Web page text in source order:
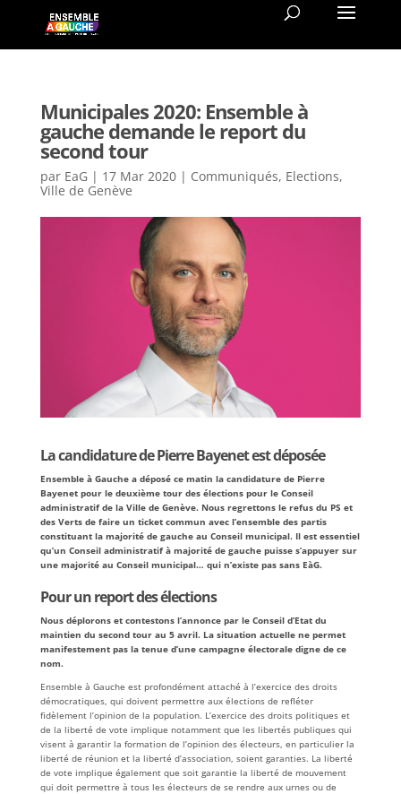
Municipales 2020: Ensemble à
gauche demande le report du
second tour
par EaG | 17 Mar 2020| Communiqués, Elections,
Ville de Genève
La candidature de Pierre Bayenet est déposée
Ensemble à Gauche a déposé ce matin la candidature de Pierre
Bayenet pour le deuxième tour des élections pour le Conseil
administratif de la Ville de Genève. Nous regrettons le refus du PS et
des Verts de faire un ticket commun avec l’ensemble des partis
constituant la majorité de gauche au Conseil municipal. Il est essentiel
qu’un Conseil administratif à majorité de gauche puisse s’appuyer sur
une majorité au Conseil municipal… qui n’existe pas sans EàG.
Pour un report des élections
Nous déplorons et contestons l’annonce par le Conseil d’Etat du
maintien du second tour au 5 avril. La situation actuelle ne permet
manifestement pas la tenue d’une campagne électorale digne de ce
nom.
Ensemble à Gauche est profondément attaché à l’exercice des droits
démocratiques, qui doivent permettre aux élections de refléter
fidèlement l’opinion de la population. L’exercice des droits politiques et
de la liberté de vote implique notamment que les libertés publiques qui
visent à garantir la formation de l’opinion des électeurs, en particulier la
liberté de réunion et la liberté d’association, soient garanties. La liberté
de vote implique également que soit garantie la liberté de mouvement
qui doit permettre à tous les électeurs de se rendre aux urnes ou de